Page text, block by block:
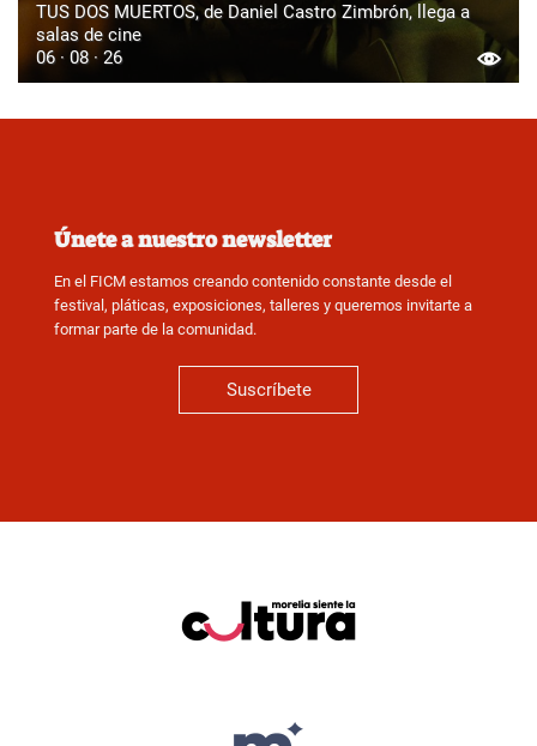
TUS DOS MUERTOS, de Daniel Castro Zimbrón, llega a
salas de cine
06 · 08 · 26
Únete a nuestro newsletter
En el FICM estamos creando contenido constante desde el
festival, pláticas, exposiciones, talleres y queremos invitarte a
formar parte de la comunidad.
Suscríbete